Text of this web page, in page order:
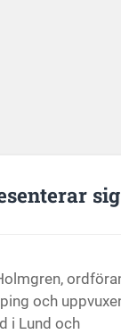
sig
och
i Lund och